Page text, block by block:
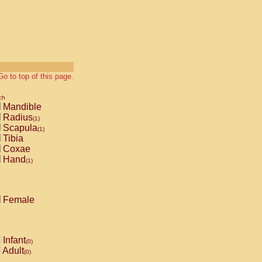
to top of this page.
Mandible
Radius(1)
Scapula(1)
Tibia
Coxae
Hand(1)
Female
Infant(0)
Adult(0)